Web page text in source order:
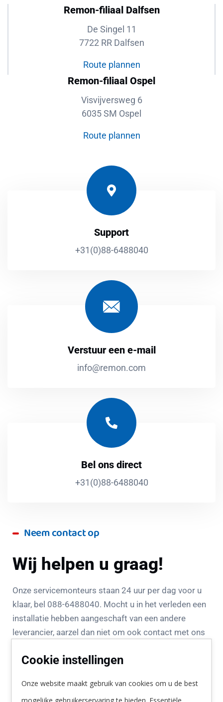
Remon-filiaal Dalfsen
De Singel 11
7722 RR Dalfsen
Route plannen
Remon-filiaal Ospel
Visvijversweg 6
6035 SM Ospel
Route plannen
Support
+31(0)88-6488040
Verstuur een e-mail
info@remon.com
Bel ons direct
+31(0)88-6488040
Neem contact op
Wij helpen u graag!
Onze servicemonteurs staan 24 uur per dag voor u
klaar, bel 088-6488040. Mocht u in het verleden een
installatie hebben aangeschaft van een andere
leverancier, aarzel dan niet om ook contact met ons
Het Remon-personeel is hoog opgeleid en is bekend
zijn op de Europese markt. Remon heeft alle
Cookie instellingen
Onze website maakt gebruik van cookies om u de best
mogelijke gebruikerservaring te bieden. Essentiële